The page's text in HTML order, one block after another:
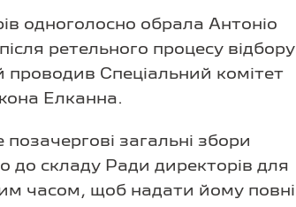
одноголосно обрала Антоніо
ретельного процесу відбору
проводив Спеціальний комітет
Елканна.
загальні збори
до складу Ради директорів для
часом, щоб надати йому повні